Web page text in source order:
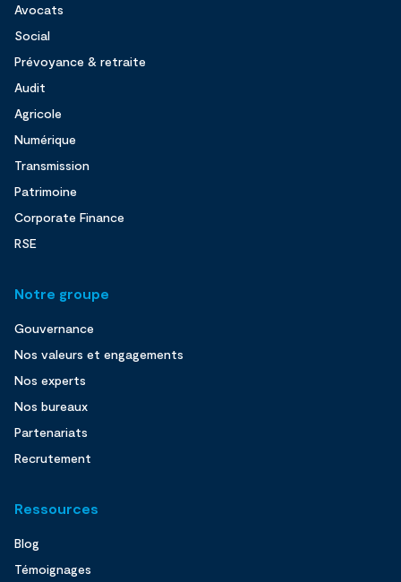
Avocats
Social
Prévoyance & retraite
Audit
Agricole
Numérique
Transmission
Patrimoine
Corporate Finance
RSE
Notre groupe
Gouvernance
Nos valeurs et engagements
Nos experts
Nos bureaux
Partenariats
Recrutement
Ressources
Blog
Témoignages